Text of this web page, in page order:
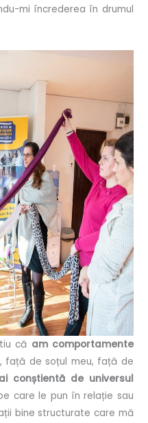
mi încrederea în drumul
că am comportamente
de soțul meu, față de
conștientă de universul
care le pun în relație sau
bine structurate care mă